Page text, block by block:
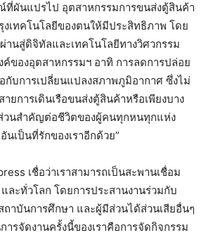
ที่ผันแปรไป อุตสาหกรรมการขนส่งตู้สินค้า
งเทคโนโลยีของตนให้มีประสิทธิภาพ โดย
านสู่ดิจิทัลและเทคโนโลยีทางวิศวกรรม
ค์ของอุตสาหกรรมฯ อาทิ การลดการปล่อย
กับการเปลี่ยนแปลงสภาพภูมิอากาศ ซึ่งไม่
ยการเดินเรือขนส่งตู้สินค้าหรือเพียงบาง
วนสำคัญต่อชีวิตของผู้คนทุกหนทุกแห่ง
นเป็นที่รักของเราอีกด้วย”
เชื่อว่าเราสามารถเป็นสะพานเชื่อม
ละทั่วโลก โดยการประสานงานร่วมกับ
ถาบันการศึกษา และผู้มีส่วนได้ส่วนเสียอื่นๆ
ารจัดงานครั้งนี้ของเราคือการจัดกิจกรรม